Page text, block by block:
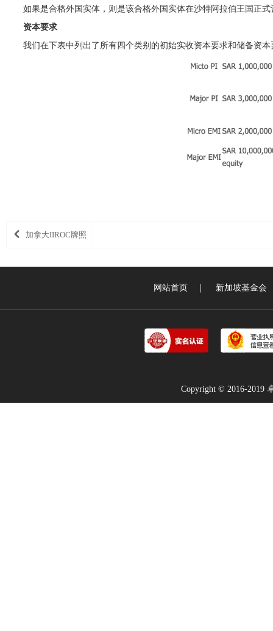
如果是合格外国实体，则是该合格外国实体在沙特阿拉伯王国正
资本要求
我们在下表中列出了所有四个类别的初始实收资本要求和储备资本
加拿大IIROC牌照
网站首页 新加坡基金会
Copyright © 2016-2019